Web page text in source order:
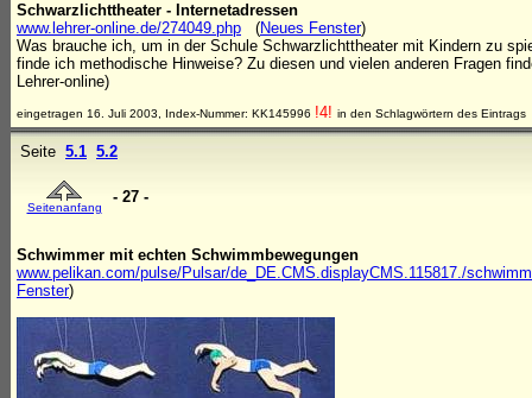
Schwarzlichttheater - Internetadressen
www.lehrer-online.de/274049.php (Neues Fenster)
Was brauche ich, um in der Schule Schwarzlichttheater mit Kindern zu
finde ich methodische Hinweise? Zu diesen und vielen anderen Fragen
Lehrer-online)
eingetragen 16. Juli 2003, Index-Nummer: KK145996 !4! in den Schlagwörtern des Eintrags
Seite 5.1 5.2
Seitenanfang
- 27 -
Schwimmer mit echten Schwimmbewegungen
www.pelikan.com/pulse/Pulsar/de_DE.CMS.displayCMS.115817./
Fenster)